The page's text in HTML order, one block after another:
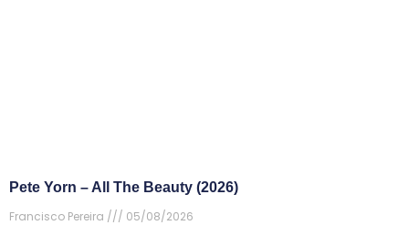
Pete Yorn – All The Beauty (2026)
Francisco Pereira
05/08/2026